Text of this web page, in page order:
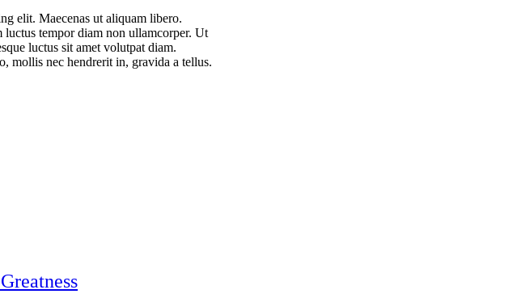
elit. Maecenas ut aliquam libero.
luctus tempor diam non ullamcorper. Ut
luctus sit amet volutpat diam.
mollis nec hendrerit in, gravida a tellus.